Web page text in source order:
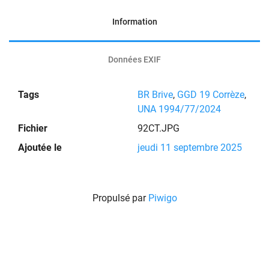
Information
Données EXIF
Tags BR Brive, GGD 19 Corrèze,
UNA 1994/77/2024
Fichier
92CT.JPG
Ajoutée le
jeudi 11 septembre 2025
Propulsé par Piwigo